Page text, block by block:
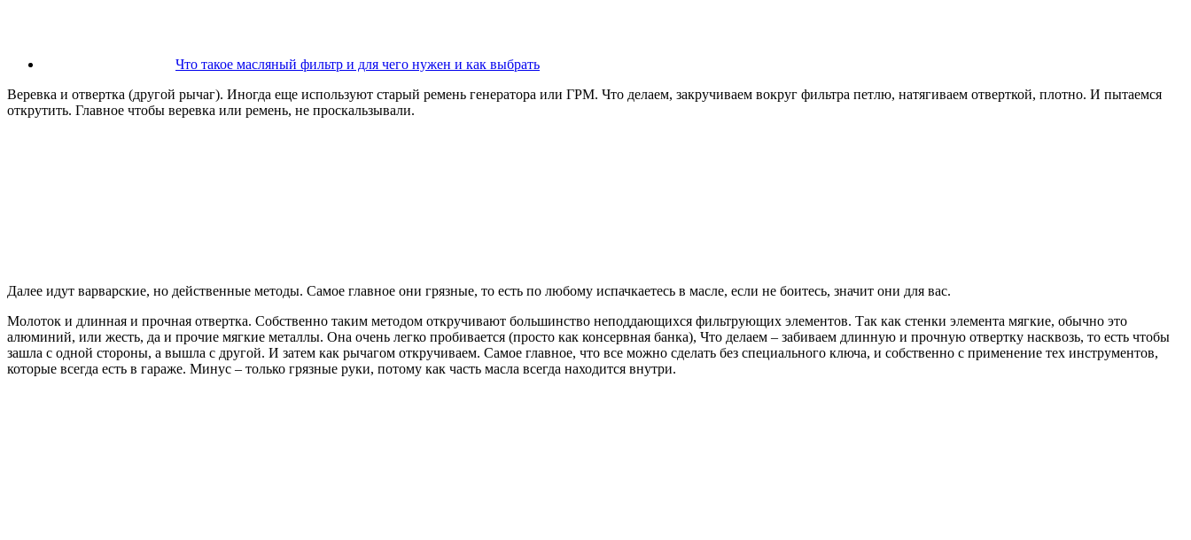
Что такое масляный фильтр и для чего нужен и как выбрать
Веревка и отвертка (другой рычаг). Иногда еще используют старый ремень генератора или ГРМ. Что делаем, закручиваем вокруг фильтра петлю, натягиваем отверткой, плотно. И пытаемся
открутить. Главное чтобы веревка или ремень, не проскальзывали.
Далее идут варварские, но действенные методы. Самое главное они грязные, то есть по любому испачкаетесь в масле, если не боитесь, значит они для вас.
Молоток и длинная и прочная отвертка. Собственно таким методом откручивают большинство неподдающихся фильтрующих элементов. Так как стенки элемента мягкие, обычно это
алюминий, или жесть, да и прочие мягкие металлы. Она очень легко пробивается (просто как консервная банка), Что делаем – забиваем длинную и прочную отвертку насквозь, то есть чтобы
зашла с одной стороны, а вышла с другой. И затем как рычагом откручиваем. Самое главное, что все можно сделать без специального ключа, и собственно с применение тех инструментов,
которые всегда есть в гараже. Минус – только грязные руки, потому как часть масла всегда находится внутри.